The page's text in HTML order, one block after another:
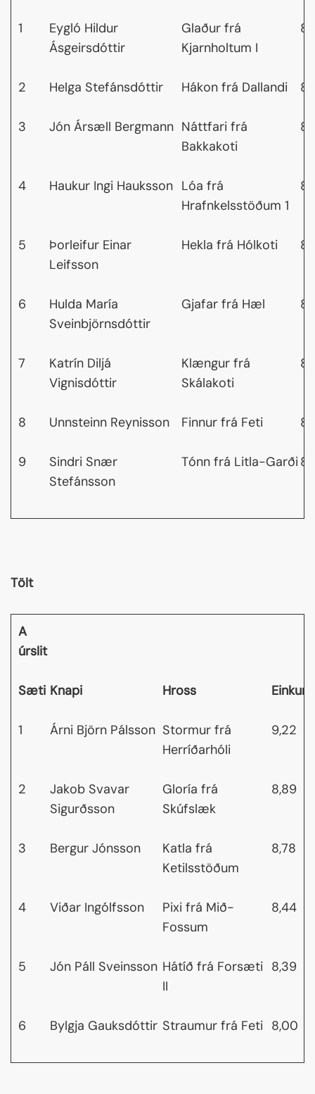
1
Eygló Hildur
Ásgeirsdóttir
Glaður frá
Kjarnholtum I
2 Helga Stefánsdóttir Hákon frá Dallandi
3 Jón Ársæll Bergmann Náttfari frá
Bakkakoti
4 Haukur Ingi Hauksson Lóa frá
Hrafnkelsstöðum 1
5
Þorleifur Einar
Leifsson
Hekla frá Hólkoti
6
Hulda María
Sveinbjörnsdóttir
Gjafar frá Hæl
7
Katrín Diljá
Vignisdóttir
Klængur frá
Skálakoti
8 Unnsteinn Reynisson Finnur frá Feti
9
Sindri Snær
Stefánsson
Tónn frá Litla-Garði
Tölt
A
úrslit
Sæti Knapi Hross Einkunn
1 Árni Björn Pálsson Stormur frá
Herríðarhóli
9,22
2
Jakob Svavar
Sigurðsson
Gloría frá
Skúfslæk
8,89
3 Bergur Jónsson
Katla frá
Ketilsstöðum
8,78
4 Viðar Ingólfsson
Pixi frá Mið-
Fossum
8,44
5 Jón Páll Sveinsson Hátíð frá Forsæti
II
8,39
6 Bylgja Gauksdóttir Straumur frá Feti 8,00